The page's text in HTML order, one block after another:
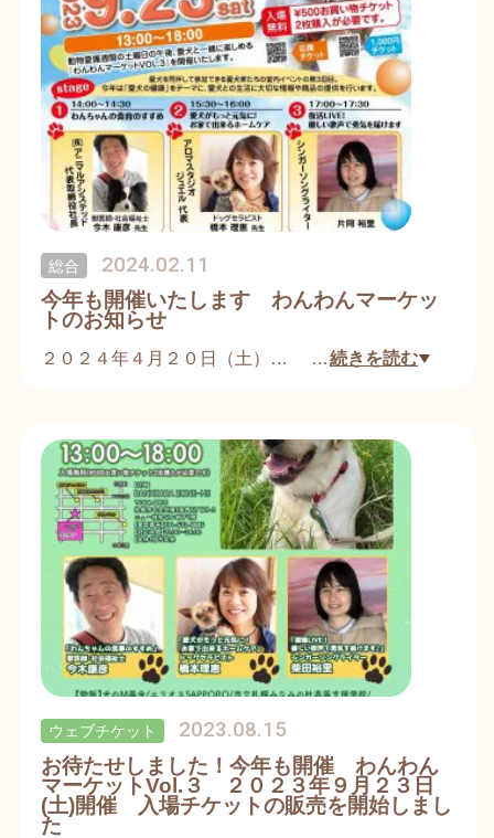
警察犬、災害救助犬、セラピードッグなど人に寄り
添い人を助ける「働くわんこ」へのチャリティイベ
ントとして開催いたします。
入場チケットをお買い上げいただくと
５００円の金券２枚が還元されます。
イベント内での収益の一部は各団体へ寄付させてい
ただきます。
入場チケットは３月１日より発売開始。
ます。皆さん４月にお会いしましょう！
総合 2024.02.11
今年も開催いたします わんわんマーケッ
トのお知らせ
２０２４年４月２０日（土）
犬・介助犬・聴導犬。
日本中の事件解決に活躍する警察犬。
災害現場で命を助ける災害救助犬。
病院や高齢者施設などに癒しを届けるセラピードッ
グなど「働くわんこ」を応援するためのチャリティ
イベントです。
詳細は近日公開いたします。
是非皆さん楽しみしていてくださいね。
※イメージ写真は昨年のフライヤーです。
…続きを読む
ウェブチケット 2023.08.15
お待たせしました！今年も開催 わんわん
マーケットVol.３ ２０２３年９月２３日
(土)開催 入場チケットの販売を開始しまし
た